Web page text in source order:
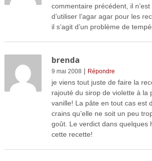
commentaire précédent, il
d’utiliser l’agar agar pour les
il s’agit d’un problème de
brenda
9 mai 2008 | Répondre
je viens tout juste de faire la
rajouté du sirop de violette à la
vanille! La pâte en tout cas est
crains qu’elle ne soit un peu
goût. Le verdict dans quelques
cette recette!